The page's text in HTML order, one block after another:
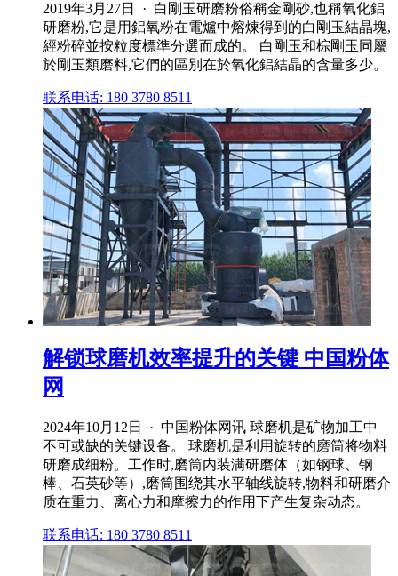
2019年3月27日 · ︎白剛玉研磨粉俗稱金剛砂,也稱氧化鋁
研磨粉,它是用鋁氧粉在電爐中熔煉得到的白剛玉結晶塊,
經粉碎並按粒度標準分選而成的。 白剛玉和棕剛玉同屬
於剛玉類磨料,它們的區別在於氧化鋁結晶的含量多少。
联系电话: 180 3780 8511
解锁球磨机效率提升的关键 中国粉体
网
2024年10月12日 · 中国粉体网讯 球磨机是矿物加工中
不可或缺的关键设备。 球磨机是利用旋转的磨筒将物料
研磨成细粉。工作时,磨筒内装满研磨体（如钢球、钢
棒、石英砂等）,磨筒围绕其水平轴线旋转,物料和研磨介
质在重力、离心力和摩擦力的作用下产生复杂动态。
联系电话: 180 3780 8511